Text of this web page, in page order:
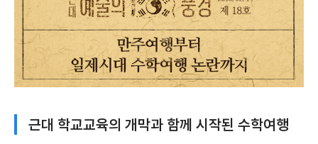
근대 학교교육의 개막과 함께 시작된 수학여행